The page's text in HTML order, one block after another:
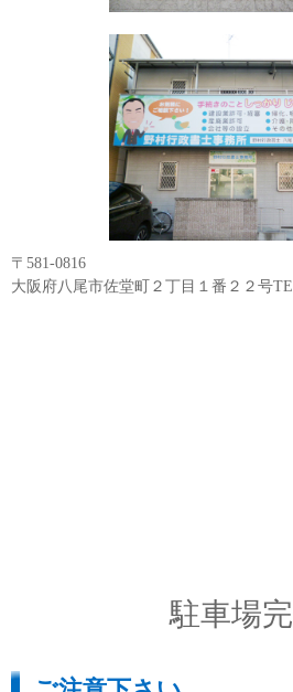
〒581-0816
大阪府八尾市佐堂町２丁目１番２２号
駐車場